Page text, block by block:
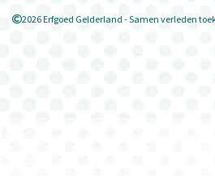
2026 Erfgoed Gelderland - Samen verleden